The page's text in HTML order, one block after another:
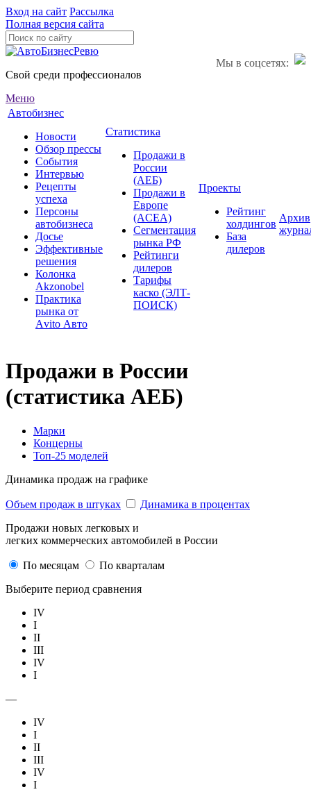
Вход на сайт Рассылка
Полная версия сайта
Мы в соцсетях:
Свой среди профессионалов
Меню
Автобизнес
Новости
Обзор прессы
События
Интервью
Рецепты
успеха
Персоны
автобизнеса
Досье
Эффективные
решения
Колонка
Akzonobel
Практика
рынка от
Аvito Авто
Статистика
Продажи в
России
(АЕБ)
Продажи в
Европе
(ACEA)
Сегментация
рынка РФ
Рейтинги
дилеров
Тарифы
каско (ЭЛТ-
ПОИСК)
Проекты
Рейтинг
холдингов
База
дилеров
Архив
Продажи в России
(статистика АЕБ)
Марки
Концерны
Топ-25 моделей
Динамика продаж на графике
Объем продаж в штуках
Динамика в процентах
Продажи новых легковых и
легких коммерческих автомобилей в России
По месяцам
По кварталам
Выберите период сравнения
IV
I
II
III
IV
I
—
IV
I
II
III
IV
I